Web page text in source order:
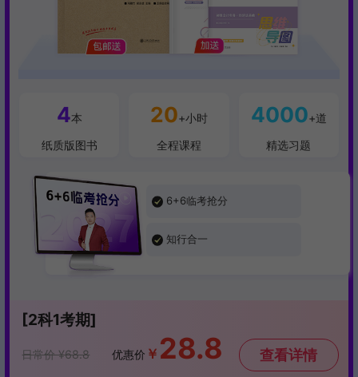
4本
纸质版图书
20+小时
全程课程
4000+道
精选习题
6+6临考抢分
知行合一
[2科1考期]
日常价 ¥68.8 优惠价 ￥ 28.8 查看详情